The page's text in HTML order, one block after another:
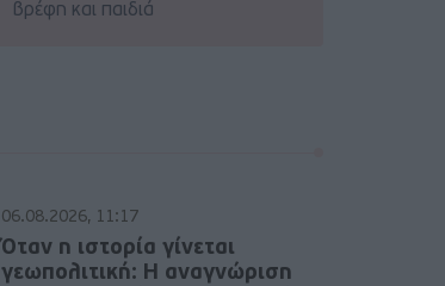
βρέφη και παιδιά
06.08.2026, 11:17
Όταν η ιστορία γίνεται
γεωπολιτική: Η αναγνώριση